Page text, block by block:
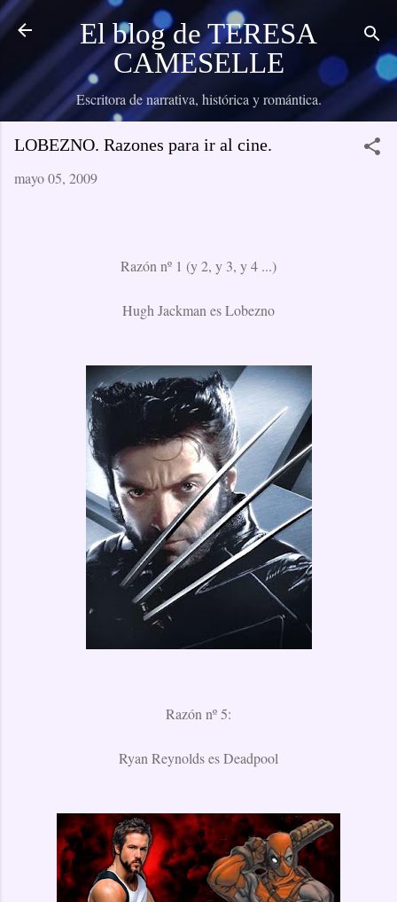
Ir al contenido principal
El blog de TERESA
CAMESELLE
Escritora de narrativa, histórica y romántica.
LOBEZNO. Razones para ir al cine.
mayo 05, 2009
Razón nº 1 (y 2, y 3, y 4 ...)
Hugh Jackman es Lobezno
Razón nº 5:
Ryan Reynolds es Deadpool